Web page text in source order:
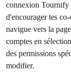
connexion Tournify
d'encourager tes
navigue vers la page
comptes en
des permissions
modifier.